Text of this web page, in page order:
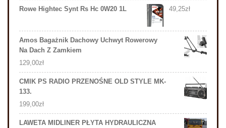
Rowe Hightec Synt Rs Hc 0W20 1L 49,25zł
Amos Bagażnik Dachowy Uchwyt Rowerowy
Na Dach Z Zamkiem
129,00zł
CMIK PS RADIO PRZENOŚNE OLD STYLE MK-
133.
199,00zł
LAWETA MIDLINER PŁYTA HYDRAULICZNA